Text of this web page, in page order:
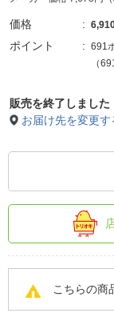
価格
ポイント 691
（
販売を終了しました
お届け先を変更す
こちらの商